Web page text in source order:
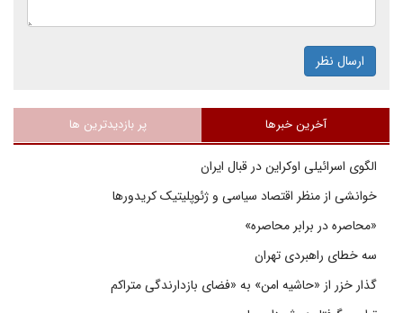
ارسال نظر
آخرین خبرها پر بازدیدترین ها
الگوی اسرائیلی اوکراین در قبال ایران
خوانشی از منظر اقتصاد سیاسی و ژئوپلیتیک کریدورها
«محاصره در برابر محاصره»
سه خطای راهبردی تهران
گذار خزر از «حاشیه امن» به «فضای بازدارندگی متراکم